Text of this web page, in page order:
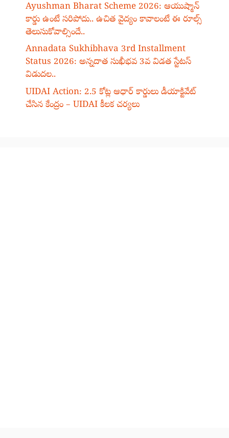
Ayushman Bharat Scheme 2026: ఆయుష్మాన్
కార్డు ఉంటే సరిపోదు.. ఉచిత వైద్యం కావాలంటే ఈ రూల్స్
తెలుసుకోవాల్సిందే..
Annadata Sukhibhava 3rd Installment
Status 2026: అన్నదాత సుఖీభవ 3వ విడత స్టేటస్
విడుదల..
UIDAI Action: 2.5 కోట్ల ఆధార్ కార్డులు డీయాక్టివేట్
చేసిన కేంద్రం – UIDAI కీలక చర్యలు